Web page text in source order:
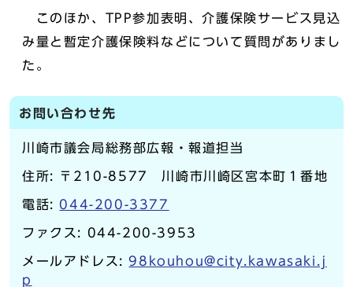
このほか、TPP参加表明、介護保険サービス見込
み量と暫定介護保険料などについて質問がありまし
た。
お問い合わせ先
川崎市議会局総務部広報・報道担当
住所: 〒210-8577 川崎市川崎区宮本町１番地
電話: 044-200-3377
ファクス: 044-200-3953
メールアドレス:98kouhou@city.kawasaki.j
p